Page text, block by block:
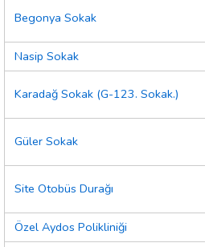
Begonya Sokak
Nasip Sokak
Karadağ Sokak (G-123. Sokak.)
Güler Sokak
Site Otobüs Durağı
Özel Aydos Polikliniği